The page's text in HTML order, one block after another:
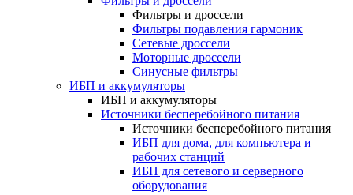
Фильтры и дроссели
Фильтры подавления гармоник
Сетевые дроссели
Моторные дроссели
Синусные фильтры
ИБП и аккумуляторы
ИБП и аккумуляторы
Источники бесперебойного питания
Источники бесперебойного питания
ИБП для дома, для компьютера и
рабочих станций
ИБП для сетевого и серверного
оборудования